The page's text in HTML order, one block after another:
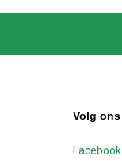
Volg ons
Facebook